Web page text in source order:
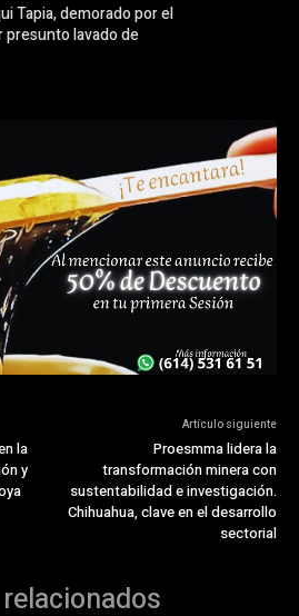
Tapia, demorado por el
presunto lavado de
la
y
Artículo siguiente
Proesmma lidera la
transformación minera con
sustentabilidad e investigación.
Chihuahua, clave en el desarrollo
sectorial